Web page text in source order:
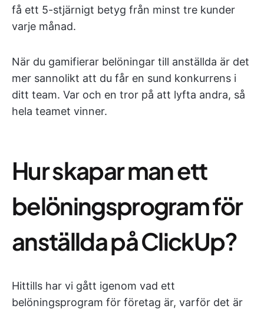
få ett 5-stjärnigt betyg från minst tre kunder
varje månad.
När du gamifierar belöningar till anställda är det
mer sannolikt att du får en sund konkurrens i
ditt team. Var och en tror på att lyfta andra, så
hela teamet vinner.
Hur skapar man ett
belöningsprogram för
anställda på ClickUp?
Hittills har vi gått igenom vad ett
belöningsprogram för företag är, varför det är